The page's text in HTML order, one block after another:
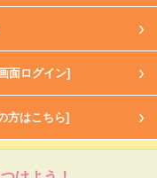
面ログイン]
方はこちら]